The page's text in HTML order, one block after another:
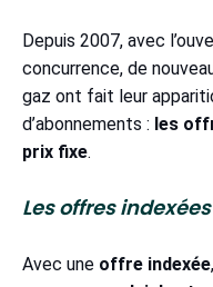
Depuis 2007, avec
concurrence, de
gaz ont fait leur
d’abonnements : les
prix fixe.
Les offres
Avec une offre indexée,